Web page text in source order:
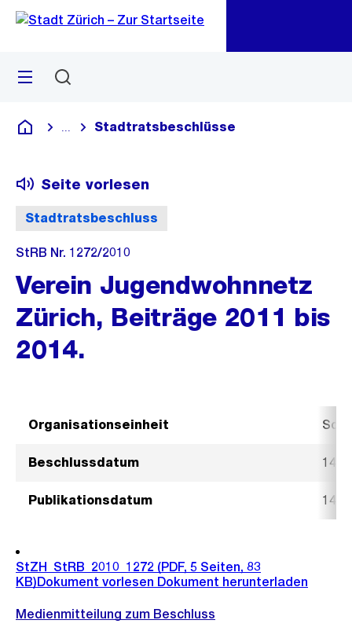
Navigation
Sprunglink
Menü
Deutsch
Blende alle Breadcrumbs ein
Stadtratsbeschlüsse
Stadtratsbeschluss
Seite vorlesen
StRB Nr. 1272/2010
Verein Jugendwohnnetz
Zürich, Beiträge 2011 bis
2014.
Organisationseinheit
Beschlussdatum 14.
Publikationsdatum 14.
StZH_StRB_2010_1272 (PDF, 5 Seiten, 83
KB)Dokument vorlesen Dokument herunterladen
Medienmitteilung zum Beschluss